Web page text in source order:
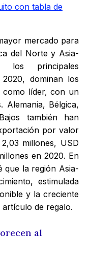
con tabla de
mercado para
del Norte y Asia-
principales
dominan los
como líder, con un
Alemania, Bélgica,
también han
por valor
millones, USD
en 2020. En
que la región Asia-
estimulada
y la creciente
de regalo.
al